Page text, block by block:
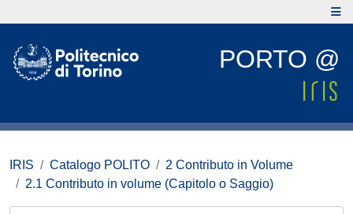
PORTO @
IRIS Catalogo POLITO
2 Contributo in Volume
2.1 Contributo in volume (Capitolo o Saggio)